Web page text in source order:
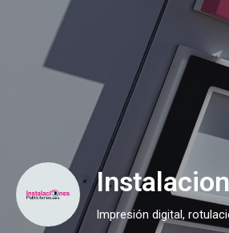
Impresión digital,